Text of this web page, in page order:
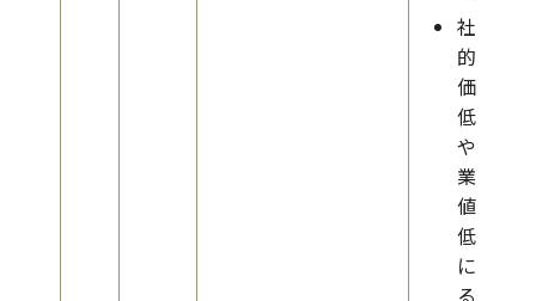
社会
的評
価の
低下
や企
業価
値の
低下
によ
る事